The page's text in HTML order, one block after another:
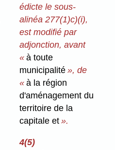
édicte le sous-
alinéa 277(1)c)⁠(i),
est modifié par
adjonction, avant
«à toute
municipalité », de
«à la région
d'aménagement du
territoire de la
capitale et ».
4(5)